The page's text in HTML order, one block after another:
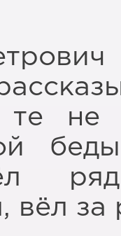
те не
вёл за